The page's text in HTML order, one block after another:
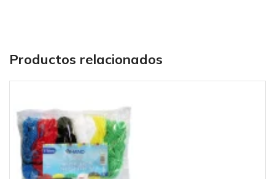
Productos relacionados